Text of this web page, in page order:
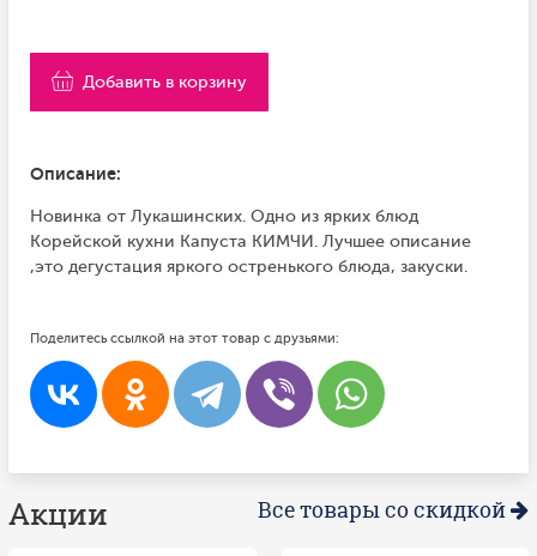
Добавить в корзину
Описание:
Новинка от Лукашинских. Одно из ярких блюд
Корейской кухни Капуста КИМЧИ. Лучшее описание
,это дегустация яркого остренького блюда, закуски.
Поделитесь ссылкой на этот товар с друзьями:
Акции Все товары со скидкой